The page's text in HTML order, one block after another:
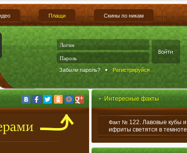
Плащи Скины по никам
Забыли пароль? Регистрируйся
Интересные факты
Факт № 122. Лавовые кубы и
ифриты светятся в темноте